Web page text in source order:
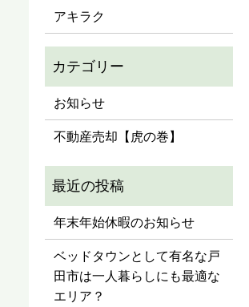
アキラク
お知らせ
不動産売却【虎の巻】
年末年始休暇のお知らせ
ベッドタウンとして有名な戸
田市は一人暮らしにも最適な
エリア？